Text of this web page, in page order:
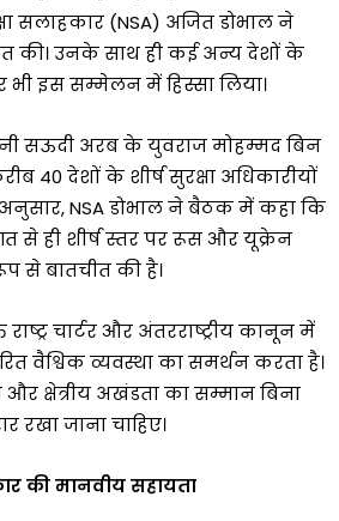
सलाहकार (NSA) अजित डोभाल ने
की। उनके साथ ही कई अन्य देशों के
भी इस सम्मेलन में हिस्सा लिया।
सऊदी अरब के युवराज मोहम्मद बिन
40 देशों के शीर्ष सुरक्षा अधिकारीयों
अनुसार, NSA डोभाल ने बैठक में कहा कि
से ही शीर्ष स्तर पर रूस और यूक्रेन
से बातचीत की है।
चार्टर और अंतरराष्ट्रीय कानून में
वैश्विक व्यवस्था का समर्थन करता है।
और क्षेत्रीय अखंडता का सम्मान बिना
रखा जाना चाहिए।
की मानवीय सहायता